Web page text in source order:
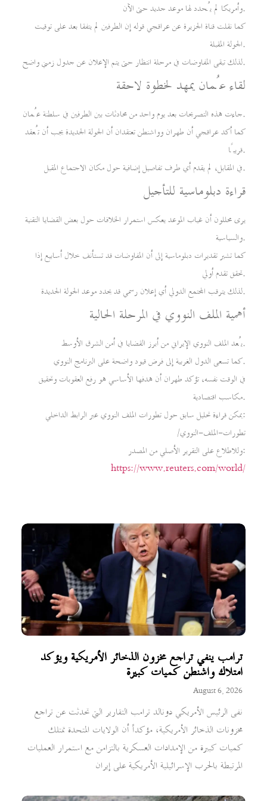
ترامب ينفي تراجع مخزون الذخائر الأمريكية ويؤكد
امتلاك واشنطن كميات كبيرة
August 6, 2026
نفى الرئيس الأمريكي دونالد ترامب التقارير التي تحدثت عن تراجع
مخزونات الذخائر الأمريكية، مؤكداً أن الولايات المتحدة تمتلك
كميات كبيرة من الإمدادات العسكرية بالتزامن مع استمرار العمليات
المرتبطة بالحرب الإسرائيلية الأمريكية على إيران
وأمريكا لم يُحدد لها موعد جديد حتى الآن.
كما نقلت قناة الجزيرة عن عراقجي قوله إن الطرفين لم يتفقا بعد على توقيت
الجولة المقبلة.
لذلك تبقى المفاوضات في مرحلة انتظار حتى يتم الإعلان عن جدول زمني واضح.
لقاء عُمان يمهد لخطوة لاحقة
جاءت هذه التصريحات بعد يوم واحد من محادثات بين الطرفين في سلطنة عُمان.
كما أكد عراقجي أن طهران وواشنطن تعتقدان أن الجولة الجديدة يجب أن تُعقد
قريبًا.
في المقابل، لم يقدم أي طرف تفاصيل إضافية حول مكان الاجتماع المقبل.
قراءة دبلوماسية للتأجيل
يرى محللون أن غياب الموعد يعكس استمرار الخلافات حول بعض القضايا التقنية
والسياسية.
كما تشير تقديرات دبلوماسية إلى أن المفاوضات قد تستأنف خلال أسابيع إذا
تحقق تقدم أولي.
لذلك يترقب المجتمع الدولي أي إعلان رسمي قد يحدد موعد الجولة الجديدة.
أهمية الملف النووي في المرحلة الحالية
يُعد الملف النووي الإيراني من أبرز القضايا في أمن الشرق الأوسط.
كما تسعى الدول الغربية إلى فرض قيود واضحة على البرنامج النووي.
في الوقت نفسه، تؤكد طهران أن هدفها الأساسي هو رفع العقوبات وتحقيق
مكاسب اقتصادية.
يمكن قراءة تحليل سابق حول تطورات الملف النووي عبر الرابط الداخلي:
/تطورات-الملف-النووي
وللاطلاع على التقرير الأصلي من المصدر:
https://www.reuters.com/world/